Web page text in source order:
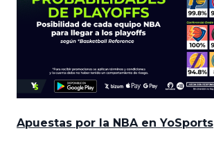
Apuestas por la NBA en YoSports